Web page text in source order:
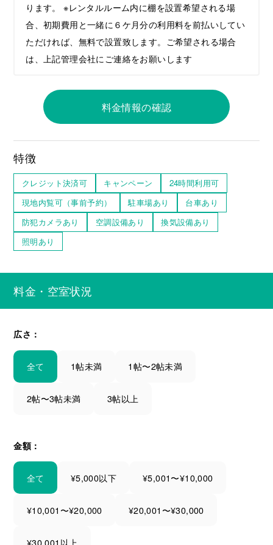
ります。 ※レンタルルーム内に棚を設置希望される場
合、初期費用と一緒に６ケ月分の利用料を前払いしてい
ただければ、無料で設置致します。ご希望される場合
は、上記管理会社にご連絡をお願いします
料金情報の確認
特徴
クレジット決済可 キャンペーン
24時間利用可
現地内覧可（事前予約）
駐車場あり
台車あり
防犯カメラあり
空調設備あり
換気設備あり
照明あり
料金・空室状況
広さ：
全て 1帖未満 1帖〜2帖未満
2帖〜3帖未満 3帖以上
金額：
全て ¥5,000以下 ¥5,001〜¥10,000
¥10,001〜¥20,000 ¥20,001〜¥30,000
¥30,001以上